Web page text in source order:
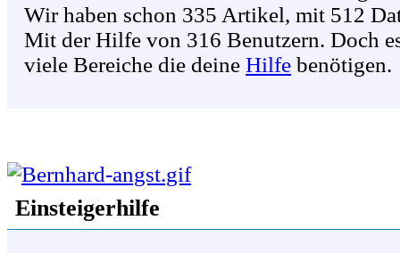
Wir haben schon 335 Artikel, mit 512
Mit der Hilfe von 316 Benutzern. Doch
viele Bereiche die deineHilfe benötigen.
Einsteigerhilfe